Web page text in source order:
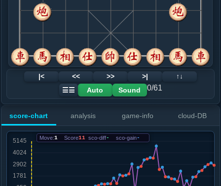
.....象５进７
10. 马七进六
红+264
.....马８进７
红+401
象７退５
红+569
.....卒３进１
红+816
砲９进４
12. 兵七进一
红+868
红+1027
13. 马六退七
红+995
红+1037
.....马７进６
红+1583
象７退５
15. 仕四进五
.....车４进１
车４退４
16. 兵七进一
|< << >> >|
↑↓
☰☰
Auto Sound 0/61
score-chart analysis game-info cloud-DB
Move:1 Score11 sco-diff- sco-gain-